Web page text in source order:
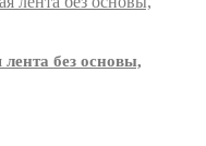
без основы,